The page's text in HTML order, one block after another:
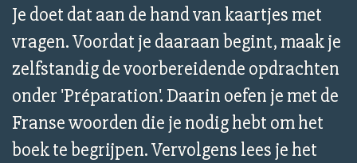
Je doet dat aan de hand van kaartjes met
vragen. Voordat je daaraan begint, maak je
zelfstandig de voorbereidende opdrachten
onder 'Préparation'. Daarin oefen je met de
Franse woorden die je nodig hebt om het
boek te begrijpen. Vervolgens lees je het